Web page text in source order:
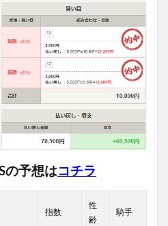
の予想はコチラ
指数
性
齢
騎手